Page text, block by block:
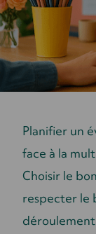
Planifier un
face à la
Choisir le
respecter le